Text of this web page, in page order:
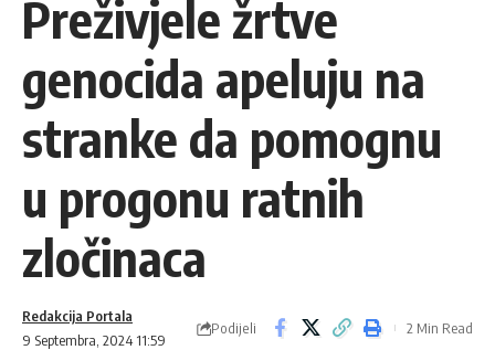
Preživjele žrtve
genocida apeluju na
stranke da pomognu
u progonu ratnih
zločinaca
9 Septembra, 2024 11:59
Redakcija Portala
Podijeli 2 Min Read